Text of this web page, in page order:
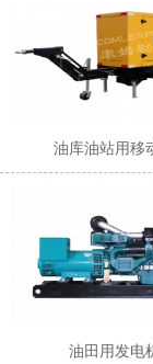
油库油站用移
油田用发电